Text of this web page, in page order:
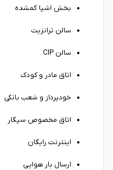
بخش اشیا گمشده
سالن ترانزیت
سالن CIP
اتاق مادر و کودک
خودپرداز و شعب بانکی
اتاق مخصوص سیگار
اینترنت رایگان
ارسال بار هوایی